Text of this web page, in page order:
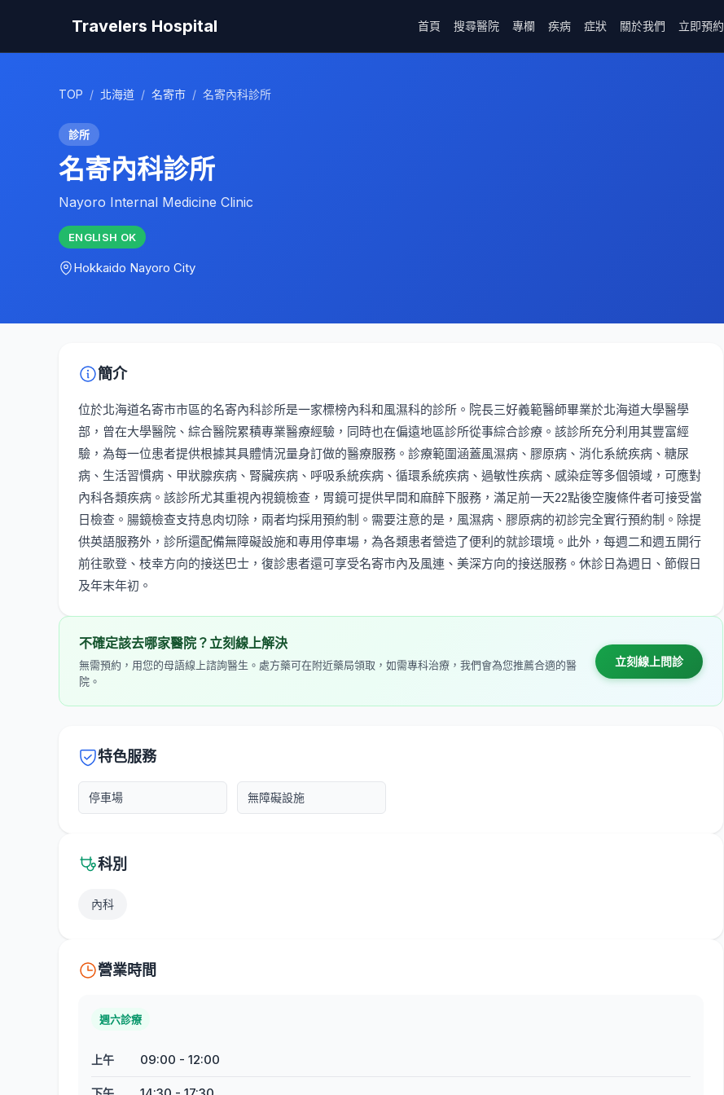
Travelers Hospital 首頁 搜尋醫院 專欄 疾病 症狀 關於我們 立即預約
TOP / 北海道 / 名寄市 / 名寄內科診所
診所
名寄內科診所
Nayoro Internal Medicine Clinic
ENGLISH OK
Hokkaido Nayoro City
簡介
位於北海道名寄市市區的名寄內科診所是一家標榜內科和風濕科的診所。院長三好義範醫師畢業於北海道大學醫學
部，曾在大學醫院、綜合醫院累積專業醫療經驗，同時也在偏遠地區診所從事綜合診療。該診所充分利用其豐富經
驗，為每一位患者提供根據其具體情況量身訂做的醫療服務。診療範圍涵蓋風濕病、膠原病、消化系統疾病、糖尿
病、生活習慣病、甲狀腺疾病、腎臟疾病、呼吸系統疾病、循環系統疾病、過敏性疾病、感染症等多個領域，可應對
內科各類疾病。該診所尤其重視內視鏡檢查，胃鏡可提供早間和麻醉下服務，滿足前一天22點後空腹條件者可接受當
日檢查。腸鏡檢查支持息肉切除，兩者均採用預約制。需要注意的是，風濕病、膠原病的初診完全實行預約制。除提
供英語服務外，診所還配備無障礙設施和專用停車場，為各類患者營造了便利的就診環境。此外，每週二和週五開行
前往歌登、枝幸方向的接送巴士，復診患者還可享受名寄市內及風連、美深方向的接送服務。休診日為週日、節假日
及年末年初。
不確定該去哪家醫院？立刻線上解決
無需預約，用您的母語線上諮詢醫生。處方藥可在附近藥局領取，如需專科治療，我們會為您推薦合適的醫
院。
立刻線上問診
特色服務
停車場 無障礙設施
科別
內科
營業時間
週六診療
上午 09:00 - 12:00